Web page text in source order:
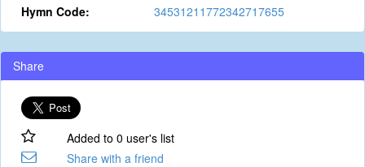
Hymn Code:
34531211772342717655
Share
Added to 0 user's list
Share with a friend